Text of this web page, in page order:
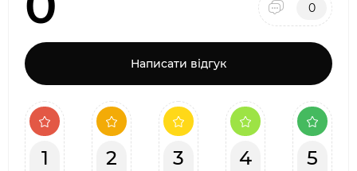
0
Написати відгук
1 2 3 4 5